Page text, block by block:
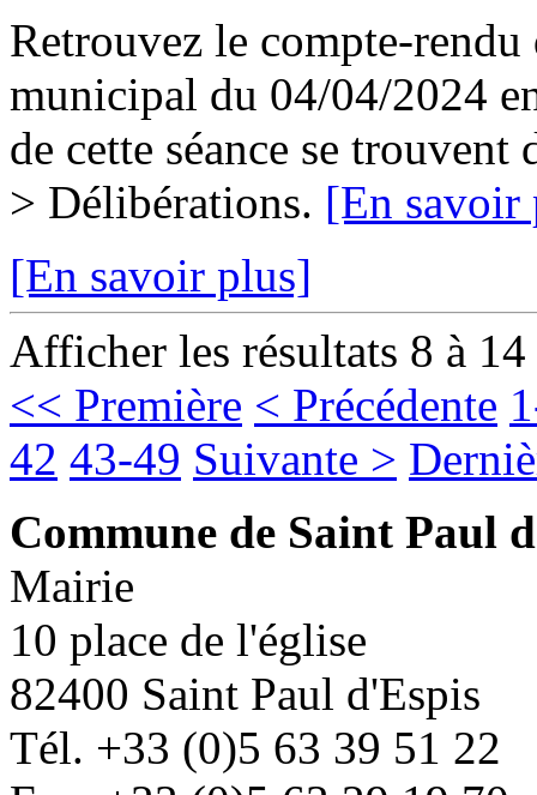
Retrouvez le compte-rendu
municipal du 04/04/2024
de cette séance se
> Délibérations. [En savoir
[En savoir plus]
Afficher les résultats 8 à
<< Première < Précédente
42 43-49 Suivante >
Commune de Saint Paul
Mairie
10 place de l'église
82400 Saint Paul d'Espis
Tél. +33 (0)5 63 39 51 22